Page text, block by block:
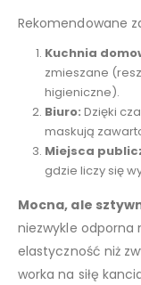
Rekomendowane
Kuchnia
zmieszane
higieniczne).
Biuro: Dzięki
maskują
Miejsca
gdzie liczy się
Mocna, ale
niezwykle odporna
elastyczność niż
worka na siłę